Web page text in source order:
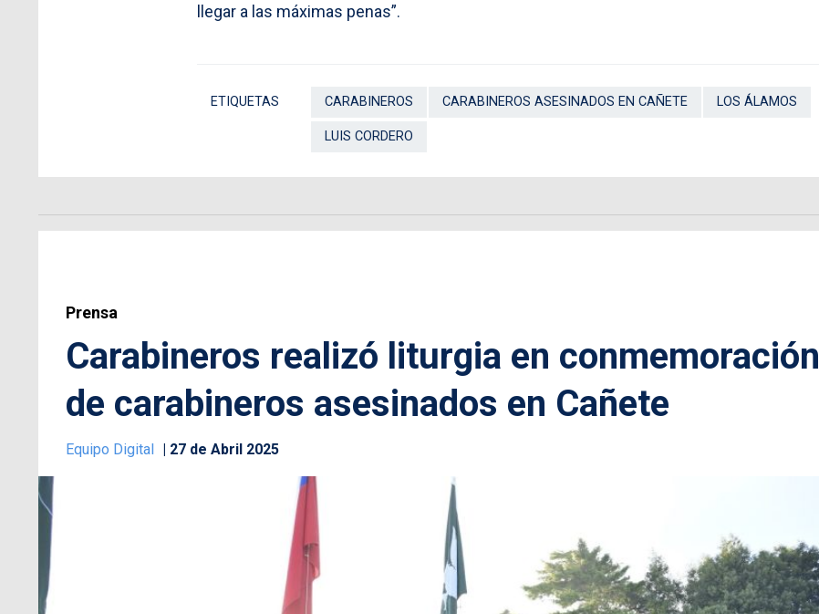
llegar a las máximas penas”.
ETIQUETAS CARABINEROS CARABINEROS ASESINADOS EN CAÑETE LOS ÁLAMOS
LUIS CORDERO
Prensa
Carabineros realizó liturgia en conmemoración
de carabineros asesinados en Cañete
Equipo Digital 27 de Abril 2025